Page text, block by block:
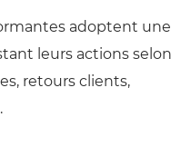
adoptent une
leurs actions selon
retours clients,